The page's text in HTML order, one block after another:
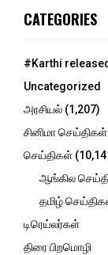
h
o
:
CATEGORIES
#Karthi
Uncategorized
அரசியல் (1,207)
சினிமா செய்திகள்
செய்திகள்
ஆங்கில
தமிழ்
டிரெய்லர்கள்
திரை பிறமொழி